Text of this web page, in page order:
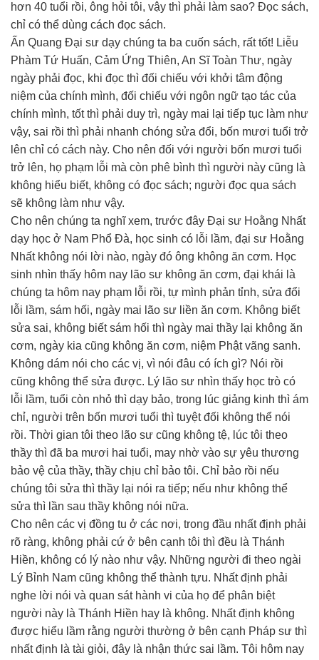
hơn 40 tuổi rồi, ông hỏi tôi, vậy thì phải làm sao? Đọc sách,
chỉ có thể dùng cách đọc sách.
Ấn Quang Đại sư dạy chúng ta ba cuốn sách, rất tốt! Liễu
Phàm Tứ Huấn, Cảm Ứng Thiên, An Sĩ Toàn Thư, ngày
ngày phải đọc, khi đọc thì đối chiếu với khởi tâm động
niệm của chính mình, đối chiếu với ngôn ngữ tạo tác của
chính mình, tốt thì phải duy trì, ngày mai lại tiếp tục làm như
vậy, sai rồi thì phải nhanh chóng sửa đổi, bốn mươi tuổi trở
lên chỉ có cách này. Cho nên đối với người bốn mươi tuổi
trở lên, họ phạm lỗi mà còn phê bình thì người này cũng là
không hiểu biết, không có đọc sách; người đọc qua sách
sẽ không làm như vậy.
Cho nên chúng ta nghĩ xem, trước đây Đại sư Hoằng Nhất
dạy học ở Nam Phổ Đà, học sinh có lỗi lầm, đại sư Hoằng
Nhất không nói lời nào, ngày đó ông không ăn cơm. Học
sinh nhìn thấy hôm nay lão sư không ăn cơm, đại khái là
chúng ta hôm nay phạm lỗi rồi, tự mình phản tỉnh, sửa đổi
lỗi lầm, sám hối, ngày mai lão sư liền ăn cơm. Không biết
sửa sai, không biết sám hối thì ngày mai thầy lại không ăn
cơm, ngày kia cũng không ăn cơm, niệm Phật vãng sanh.
Không dám nói cho các vị, vì nói đâu có ích gì? Nói rồi
cũng không thể sửa được. Lý lão sư nhìn thấy học trò có
lỗi lầm, tuổi còn nhỏ thì dạy bảo, trong lúc giảng kinh thì ám
chỉ, người trên bốn mươi tuổi thì tuyệt đối không thể nói
rồi. Thời gian tôi theo lão sư cũng không tệ, lúc tôi theo
thầy thì đã ba mươi hai tuổi, may nhờ vào sự yêu thương
bảo vệ của thầy, thầy chịu chỉ bảo tôi. Chỉ bảo rồi nếu
chúng tôi sửa thì thầy lại nói ra tiếp; nếu như không thể
sửa thì lần sau thầy không nói nữa.
Cho nên các vị đồng tu ở các nơi, trong đầu nhất định phải
rõ ràng, không phải cứ ở bên cạnh tôi thì đều là Thánh
Hiền, không có lý nào như vậy. Những người đi theo ngài
Lý Bỉnh Nam cũng không thể thành tựu. Nhất định phải
nghe lời nói và quan sát hành vi của họ để phân biệt
người này là Thánh Hiền hay là không. Nhất định không
được hiểu lầm rằng người thường ở bên cạnh Pháp sư thì
nhất định là tài giỏi, đây là nhận thức sai lầm. Tôi hôm nay